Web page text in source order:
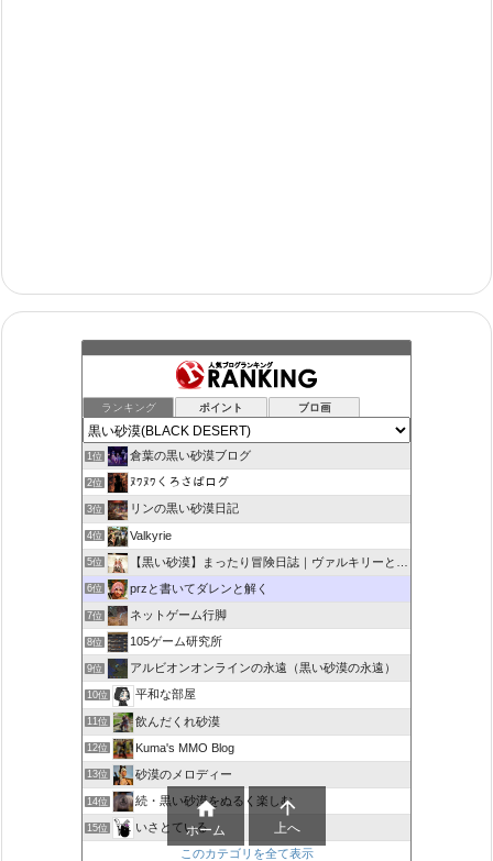
ランキング ポイント ブロ画
1位 倉葉の黒い砂漠ブログ
2位 ﾇﾜﾇﾜくろさばログ
3位 リンの黒い砂漠日記
4位 Valkyrie
5位 【黒い砂漠】まったり冒険日誌｜ヴァルキリーと闇の精霊の旅
6位 przと書いてダレンと解く
7位 ネットゲーム行脚
8位 105ゲーム研究所
9位 アルビオンオンラインの永遠（黒い砂漠の永遠）
10位 平和な部屋
11位 飲んだくれ砂漠
12位 Kuma's MMO Blog
13位 砂漠のメロディー
14位 続・黒い砂漠をぬるく楽しむ
15位
いさとている
このカテゴリを全て表示

ホーム

上へ